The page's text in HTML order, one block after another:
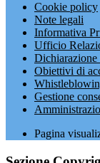
Cookie policy
Note legali
Informativa
Ufficio
Dichiarazione
Obiettivi di
Gestione
Pagina